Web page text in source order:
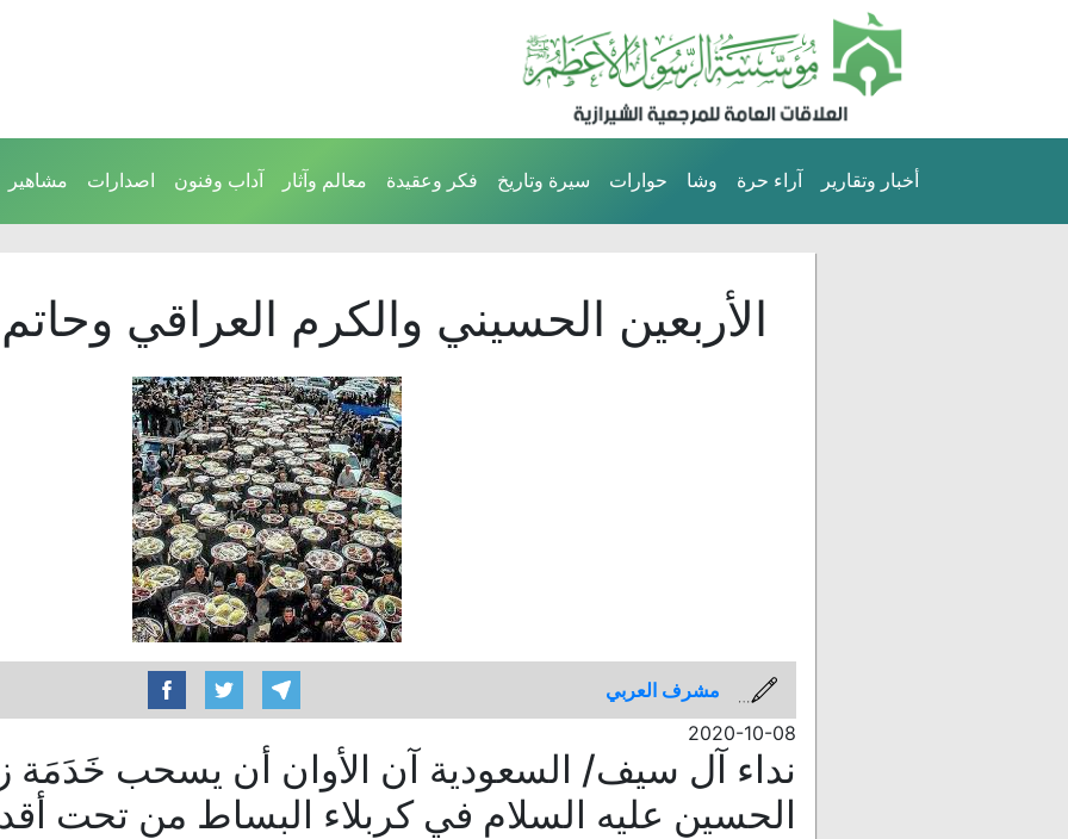
أخبار وتقارير آراء حرة وشا حوارات سيرة وتاريخ فكر وعقيدة معالم وآثار آداب وفنون اصدارات مشاهير
الأربعين الحسيني والكرم العراقي
مشرف العربي
2020-10-08
نداء آل سيف/ السعودية آن الأوان أن يسحب خَدَمَة
الحسين عليه السلام في كربلاء البساط من تحت